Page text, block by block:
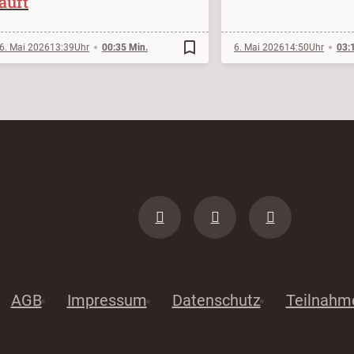
Mai 202613:39 00:35 Min. bookmark_border 6. Mai 202614:50
AGB Impressum Datenschutz